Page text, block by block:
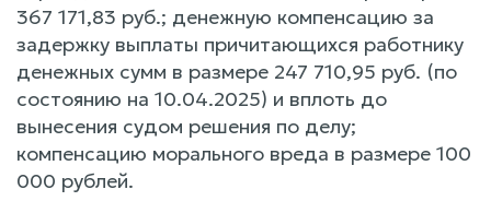
367 171,83 руб.; денежную компенсацию за
задержку выплаты причитающихся работнику
денежных сумм в размере 247 710,95 руб. (по
состоянию на 10.04.2025) и вплоть до
вынесения судом решения по делу;
компенсацию морального вреда в размере 100
000 рублей.